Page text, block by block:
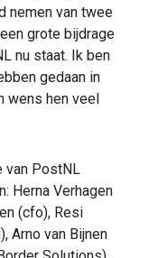
nemen van twee
grote bijdrage
nu staat. Ik ben
gedaan in
wens hen veel
van PostNL
Herna Verhagen
(cfo), Resi
Arno van Bijnen